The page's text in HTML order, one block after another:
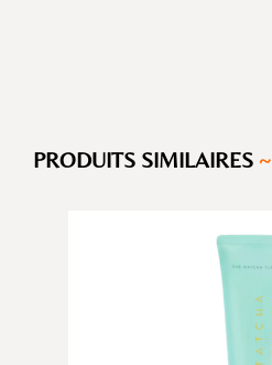
PRODUITS SIMILAIRES ~